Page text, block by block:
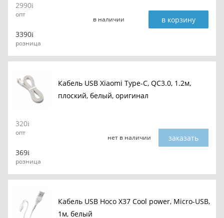
2990
опт
3390
розница
в наличии в корзину
Кабель USB Xiaomi Type-C, QC3.0, 1.2м,
плоский, белый, оригинал
320
опт
369
розница
нет в наличии заказать
Кабель USB Hoco X37 Cool power, Micro-USB,
1м, белый